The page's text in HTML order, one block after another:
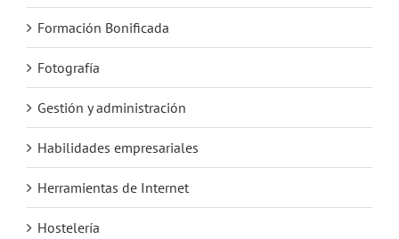
Formación Bonificada
Fotografía
Gestión y administración
Habilidades empresariales
Herramientas de Internet
Hostelería